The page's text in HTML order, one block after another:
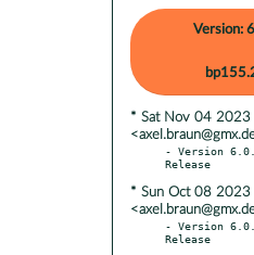
Version:
* Sat Nov 04 2023
- Version
* Sun Oct 08 2023
- Version
Release